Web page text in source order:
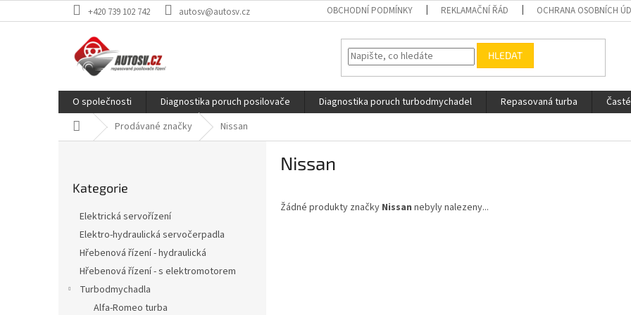
na
+420 739 102 742 autosv@autosv.cz OBCHODNÍ PODMÍNKY REKLAMAČNÍ ŘÁD OCHRANA OSOBNÍCH
HLEDAT
O společnosti Diagnostika poruch posilovače Diagnostika poruch turbodmychadel Repasovaná turba
Domů Prodávané značky Nissan
kategorie
Kategorie
Elektrická servořízení
Elektro-hydraulická servočerpadla
Hřebenová řízení - hydraulická
Hřebenová řízení - s elektromotorem
Turbodmychadla
Alfa-Romeo turba
Nissan
Žádné produkty značky Nissan nebyly nalezeny...